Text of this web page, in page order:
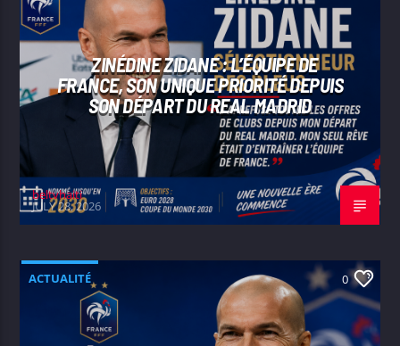
ZINÉDINE ZIDANE : L’ÉQUIPE DE
FRANCE, SON UNIQUE PRIORITÉ DEPUIS
SON DÉPART DU REAL MADRID
beltvhaiti
JULY 28, 2026
ACTUALITÉ 0